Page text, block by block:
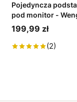
Pojedyncza
pod monitor -
199,99 zł
(2)